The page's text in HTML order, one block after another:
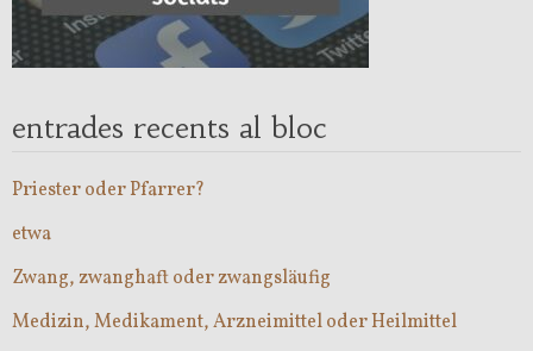
entrades recents al bloc
Priester oder Pfarrer?
etwa
Zwang, zwanghaft oder zwangsläufig
Medizin, Medikament, Arzneimittel oder Heilmittel